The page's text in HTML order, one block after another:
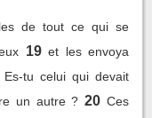
de tout ce qui se
19 et les envoya
tu celui qui devait
un autre ? 20 Ces